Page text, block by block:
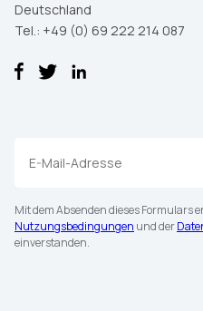
Deutschland
Tel.: +49 (0) 69 222 214 087
Mit dem Absenden dieses Formulars
Nutzungsbedingungen und der
einverstanden.